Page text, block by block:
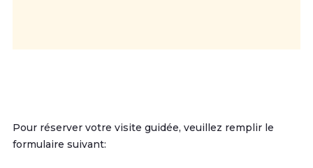
Pour réserver votre visite guidée, veuillez remplir le
formulaire suivant: